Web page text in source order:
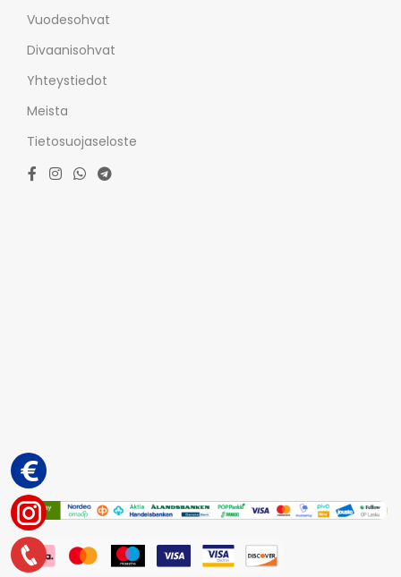
Vuodesohvat
Divaanisohvat
Yhteystiedot
Meista
Tietosuojaseloste